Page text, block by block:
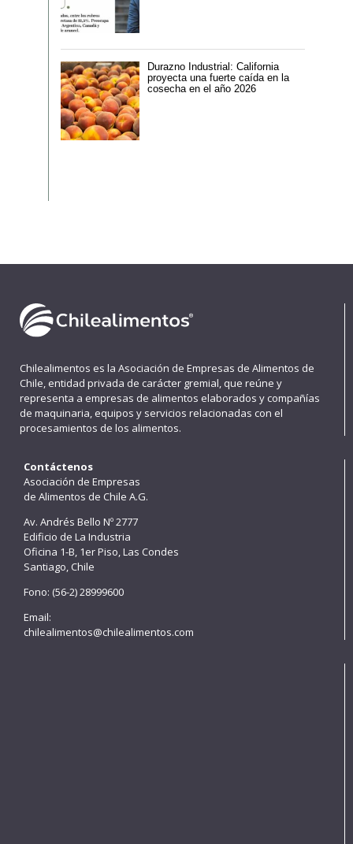
Durazno Industrial: California
proyecta una fuerte caída en la
cosecha en el año 2026
Chilealimentos es la Asociación de Empresas de Alimentos de
Chile, entidad privada de carácter gremial, que reúne y
representa a empresas de alimentos elaborados y compañías
de maquinaria, equipos y servicios relacionadas con el
procesamientos de los alimentos.
Contáctenos
Asociación de Empresas
de Alimentos de Chile A.G.
Av. Andrés Bello Nº 2777
Edificio de La Industria
Oficina 1-B, 1er Piso, Las Condes
Santiago, Chile
Fono: (56-2) 28999600
Email:
chilealimentos@chilealimentos.com